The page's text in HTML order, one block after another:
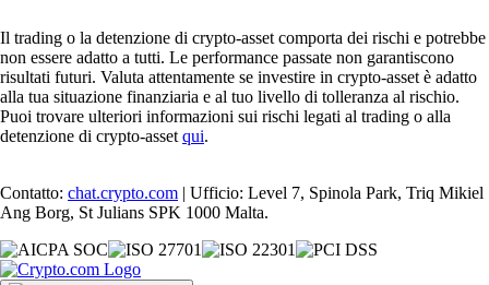
Il trading o la detenzione di crypto-asset comporta dei rischi e potrebbe
non essere adatto a tutti. Le performance passate non garantiscono
risultati futuri. Valuta attentamente se investire in crypto-asset è adatto
alla tua situazione finanziaria e al tuo livello di tolleranza al rischio.
Puoi trovare ulteriori informazioni sui rischi legati al trading o alla
detenzione di crypto-asset qui.
Contatto: chat.crypto.com | Ufficio: Level 7, Spinola Park, Triq Mikiel
Ang Borg, St Julians SPK 1000 Malta.